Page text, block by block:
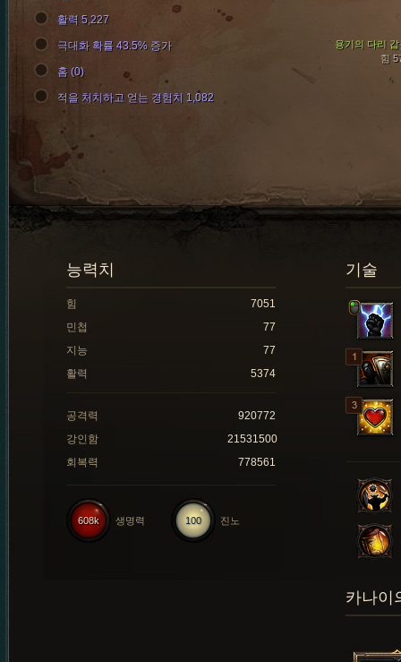
용기의 다리 갑
힘
활력 5,227
극대화 확률 43.5% 증가
홈 (0)
적을 처치하고 얻는 경험치 1,082
기술
능력치
힘
7051
민첩
77
지능
77
활력
5374
공격력
920772
강인함
21531500
회복력
778561
100 진노
608k 생명력
카나이